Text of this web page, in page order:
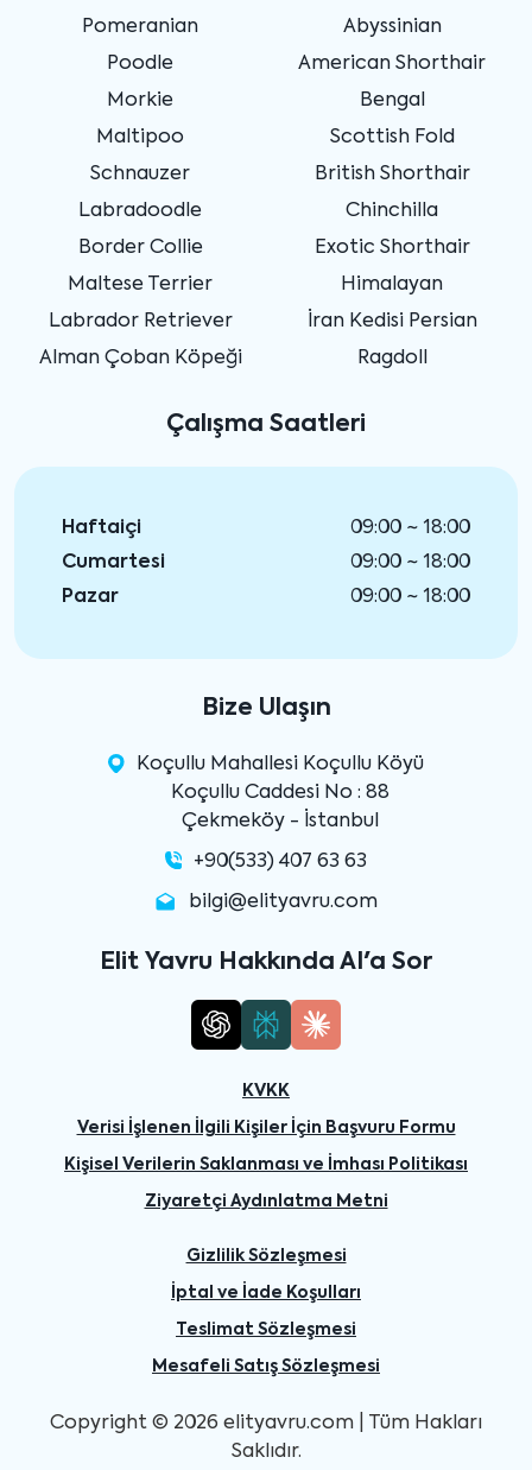
Pomeranian
Poodle
Morkie
Maltipoo
Schnauzer
Labradoodle
Border Collie
Maltese Terrier
Labrador Retriever
Alman Çoban Köpeği
Abyssinian
American Shorthair
Bengal
Scottish Fold
British Shorthair
Chinchilla
Exotic Shorthair
Himalayan
İran Kedisi Persian
Ragdoll
Çalışma Saatleri
Haftaiçi
09:00 ~ 18:00
Cumartesi
09:00 ~ 18:00
Pazar
09:00 ~ 18:00
Bize Ulaşın
Koçullu Mahallesi Koçullu Köyü
Koçullu Caddesi No : 88
Çekmeköy - İstanbul
+90(533) 407 63 63
bilgi@elityavru.com
Elit Yavru Hakkında AI'a Sor
KVKK
Verisi İşlenen İlgili Kişiler İçin Başvuru Formu
Kişisel Verilerin Saklanması ve İmhası Politikası
Ziyaretçi Aydınlatma Metni
Gizlilik Sözleşmesi
İptal ve İade Koşulları
Teslimat Sözleşmesi
Mesafeli Satış Sözleşmesi
Copyright © 2026 elityavru.com | Tüm Hakları
Saklıdır.